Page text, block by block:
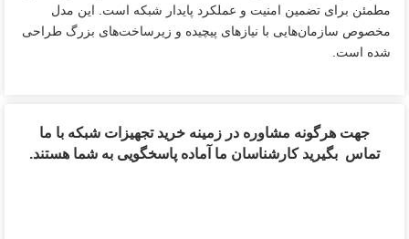
مطمئن برای تضمین امنیت و عملکرد پایدار شبکه است. این مدل
مخصوص سازمان‌هایی با نیازهای پیچیده و زیرساخت‌های بزرگ طراحی
شده است.
جهت هرگونه مشاوره در زمینه خرید تجهیزات شبکه با ما
تماس بگیرید کارشناسان ما آماده پاسخگویی به شما هستند.